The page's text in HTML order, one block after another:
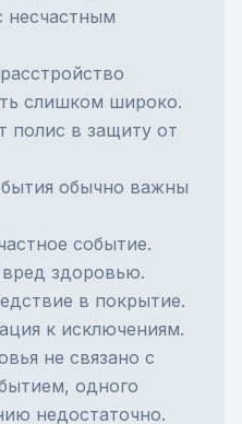
несчастным
слишком широко.
полис в защиту от
обычно важны
событие.
вред здоровью.
в покрытие.
к исключениям.
не связано с
одного
недостаточно.